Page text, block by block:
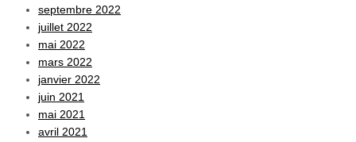
septembre 2022
juillet 2022
mai 2022
mars 2022
janvier 2022
juin 2021
mai 2021
avril 2021